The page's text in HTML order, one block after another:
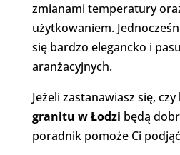
zmianami temperatury
użytkowaniem.
się bardzo elegancko i
aranżacyjnych.
Jeżeli zastanawiasz się, czy
granitu w Łodzi będą
poradnik pomoże Ci